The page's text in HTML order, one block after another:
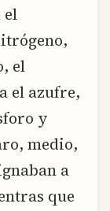
el
el
el azufre,
y
medio,
a
que